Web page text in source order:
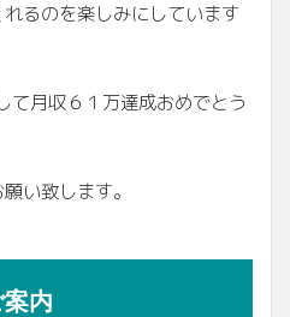
るのを楽しみにしています
月収６１万達成おめでとう
い致します。
内